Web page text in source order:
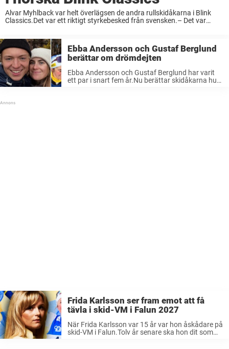
Alvar Myhlback var helt överlägsen de andra rullskidåkarna i Blink
Classics.Det var ett riktigt styrkebesked från svensken.– Det var
Ebba Andersson och Gustaf Berglund
berättar om drömdejten
Ebba Andersson och Gustaf Berglund har varit
ett par i snart fem år.Nu berättar skidåkarna hur
Frida Karlsson ser fram emot att få
tävla i skid-VM i Falun 2027
När Frida Karlsson var 15 år var hon åskådare på
skid-VM i Falun.Tolv år senare ska hon dit som